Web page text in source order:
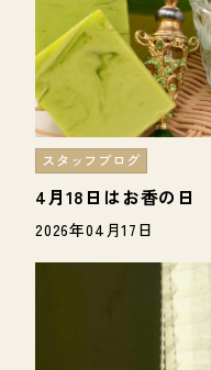
4月18日はお香の日
スタッフブログ
2026年04月17日